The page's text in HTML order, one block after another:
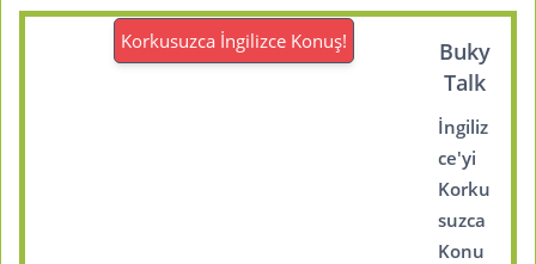
Korkusuzca İngilizce Konuş!
Buky
Talk
İngiliz
ce'yi
Korku
suzca
Konu